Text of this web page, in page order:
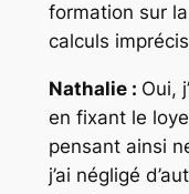
formation sur
calculs
Nathalie : Oui,
en fixant le
pensant ainsi
j’ai négligé